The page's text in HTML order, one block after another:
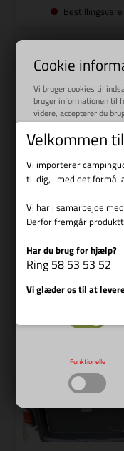
Cookie
Vi bruger cookies til
bruger informationen til
videre, accepterer du
Læs mere
Nødvendige
Funktionelle
Bestillingsvare
Varenr.: R 11100TW
REIMO
præfabrikeret enhed
vask, glasdæksel og
12.179,00DKK
Velkommen
Vi importerer
til dig,- med det formål
Vi har i samarbejde
Derfor fremgår
Har du brug for hjælp?
Ring 58 53 53 52
Vi glæder os til at